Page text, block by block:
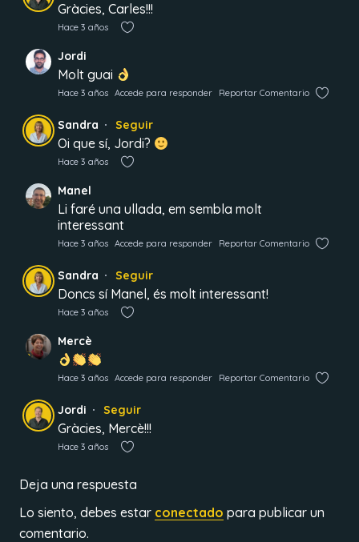
Gràcies, Carles!!!
Hace 3 años
Jordi
Molt guai
Hace 3 años Accede para responder Reportar Comentario
Sandra Seguir
Oi que sí, Jordi?
Hace 3 años
Manel
Li faré una ullada, em sembla molt
interessant
Hace 3 años Accede para responder Reportar Comentario
Sandra Seguir
Doncs sí Manel, és molt interessant!
Hace 3 años
Mercè
Hace 3 años Accede para responder Reportar Comentario
Jordi Seguir
Gràcies, Mercè!!!
Hace 3 años
Deja una respuesta
Lo siento, debes estar conectado para publicar un
comentario.